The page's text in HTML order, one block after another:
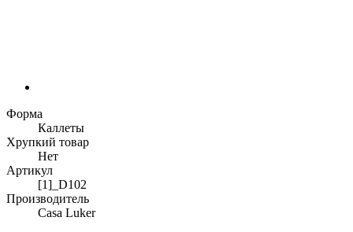
Форма
Каллеты
Хрупкий товар
Нет
Артикул
[1]_D102
Производитель
Casa Luker